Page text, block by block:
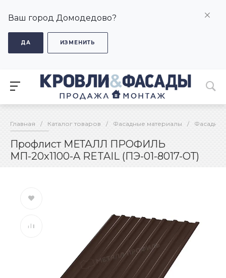
Ваш город Домодедово?
ДА ИЗМЕНИТЬ
Главная / Каталог товаров / Фасадные материалы /
Профлист МЕТАЛЛ ПРОФИЛЬ
МП-20x1100-A RETAIL (ПЭ-01-8017-ОТ)